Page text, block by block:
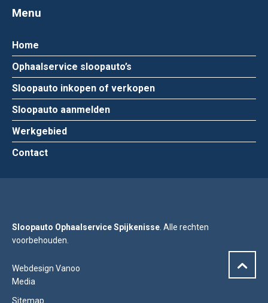
Menu
Home
Ophaalservice sloopauto’s
Sloopauto inkopen of verkopen
Sloopauto aanmelden
Werkgebied
Contact
Sloopauto Ophaalservice Spijkenisse . Alle rechten
voorbehouden.
Webdesign Vanoo
Media
Sitemap